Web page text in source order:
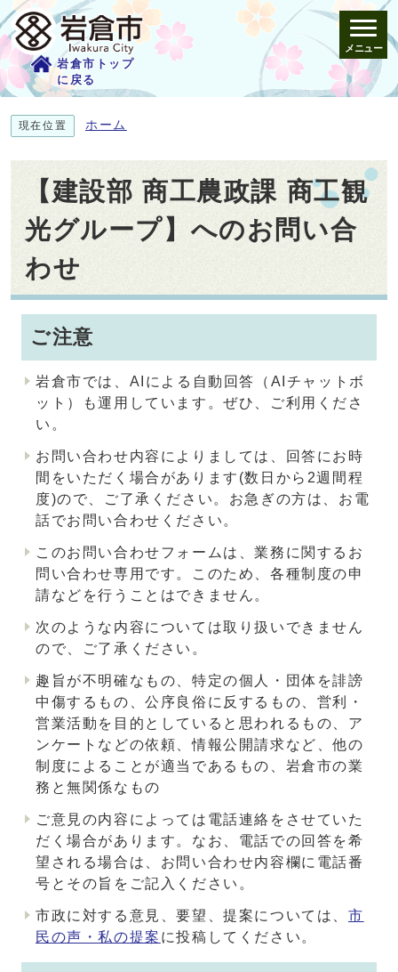
岩倉市トップ
に戻る
メニュー
現在位置 ホーム
【建設部 商工農政課 商工観
光グループ】へのお問い合
わせ
ご注意
岩倉市では、AIによる自動回答（AIチャットボ
ット）も運用しています。ぜひ、ご利用くださ
い。
お問い合わせ内容によりましては、回答にお時
間をいただく場合があります(数日から2週間程
度)ので、ご了承ください。お急ぎの方は、お電
話でお問い合わせください。
このお問い合わせフォームは、業務に関するお
問い合わせ専用です。このため、各種制度の申
請などを行うことはできません。
次のような内容については取り扱いできません
ので、ご了承ください。
趣旨が不明確なもの、特定の個人・団体を誹謗
中傷するもの、公序良俗に反するもの、営利・
営業活動を目的としていると思われるもの、ア
ンケートなどの依頼、情報公開請求など、他の
制度によることが適当であるもの、岩倉市の業
務と無関係なもの
ご意見の内容によっては電話連絡をさせていた
だく場合があります。なお、電話での回答を希
望される場合は、お問い合わせ内容欄に電話番
号とその旨をご記入ください。
市政に対する意見、要望、提案については、 市
民の声・私の提案 に投稿してください。